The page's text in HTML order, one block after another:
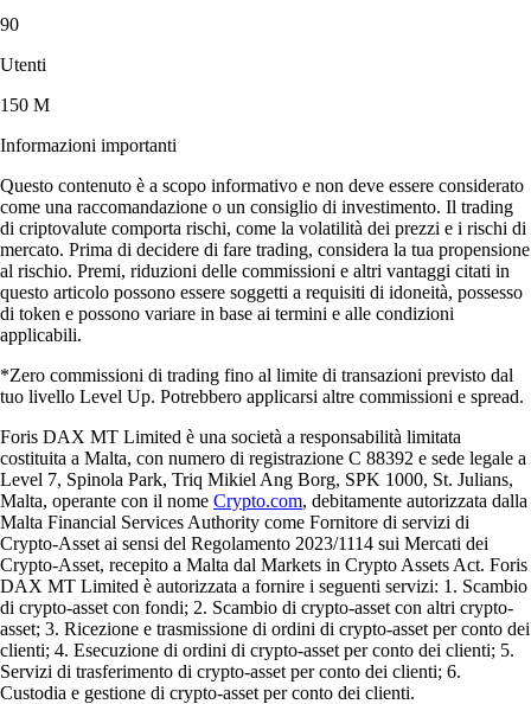
90
Utenti
150 M
Informazioni importanti
Questo contenuto è a scopo informativo e non deve essere considerato
come una raccomandazione o un consiglio di investimento. Il trading
di criptovalute comporta rischi, come la volatilità dei prezzi e i rischi di
mercato. Prima di decidere di fare trading, considera la tua propensione
al rischio. Premi, riduzioni delle commissioni e altri vantaggi citati in
questo articolo possono essere soggetti a requisiti di idoneità, possesso
di token e possono variare in base ai termini e alle condizioni
applicabili.
*Zero commissioni di trading fino al limite di transazioni previsto dal
tuo livello Level Up. Potrebbero applicarsi altre commissioni e spread.
Foris DAX MT Limited è una società a responsabilità limitata
costituita a Malta, con numero di registrazione C 88392 e sede legale a
Level 7, Spinola Park, Triq Mikiel Ang Borg, SPK 1000, St. Julians,
Malta, operante con il nome Crypto.com, debitamente autorizzata dalla
Malta Financial Services Authority come Fornitore di servizi di
Crypto-Asset ai sensi del Regolamento 2023/1114 sui Mercati dei
Crypto-Asset, recepito a Malta dal Markets in Crypto Assets Act. Foris
DAX MT Limited è autorizzata a fornire i seguenti servizi: 1. Scambio
di crypto-asset con fondi; 2. Scambio di crypto-asset con altri crypto-
asset; 3. Ricezione e trasmissione di ordini di crypto-asset per conto dei
clienti; 4. Esecuzione di ordini di crypto-asset per conto dei clienti; 5.
Servizi di trasferimento di crypto-asset per conto dei clienti; 6.
Custodia e gestione di crypto-asset per conto dei clienti.